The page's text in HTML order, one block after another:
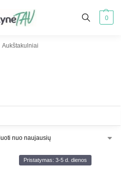
0
Aukštakulniai
Pristatymas: 3-5 d. dienos